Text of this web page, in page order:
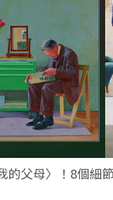
的父母〉！8個細